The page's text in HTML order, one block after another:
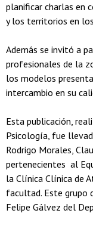
planificar charlas en
y los territorios en
Además se invitó a
profesionales de la
los modelos
intercambio en su
Esta publicación,
Psicología, fue
Rodrigo Morales,
pertenecientes al
la Clínica Clínica de
facultad. Este grupo
Felipe Gálvez del